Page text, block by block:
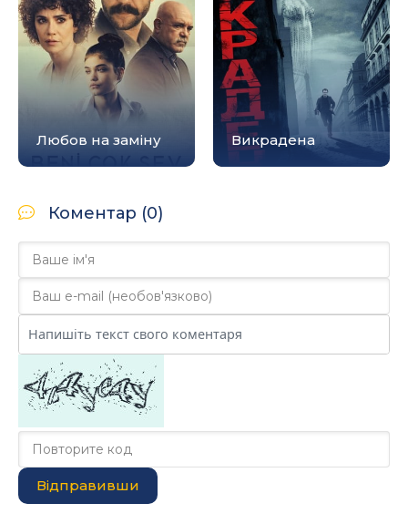
Любов на заміну Викрадена
Коментар (0)
Відправивши